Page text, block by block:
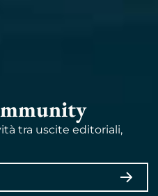
tra uscite editoriali,